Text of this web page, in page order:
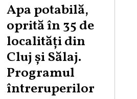
Apa potabilă,
oprită în 35 de
localități din
Cluj și Sălaj.
Programul
întreruperilor